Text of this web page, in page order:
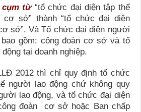
cụm từ“tổ chức đại diện tập thể
sở” thành “tổ chức đại diện
sở”. Và Tổ chức đại diện người
gồm: công đoàn cơ sở và tổ
tại doanh nghiệp.
2012 thì chỉ quy định tổ chức
người lao động chứ không quy
lao động, và tổ chức đại diện
đoàn cơ sở hoặc Ban chấp